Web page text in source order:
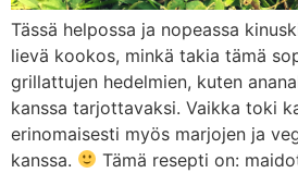
Tässä helpossa ja nopeassa
lievä kookos, minkä takia tämä
grillattujen hedelmien, kuten
kanssa tarjottavaksi. Vaikka toki
erinomaisesti myös marjojen ja
kanssa.
Tämä resepti on: